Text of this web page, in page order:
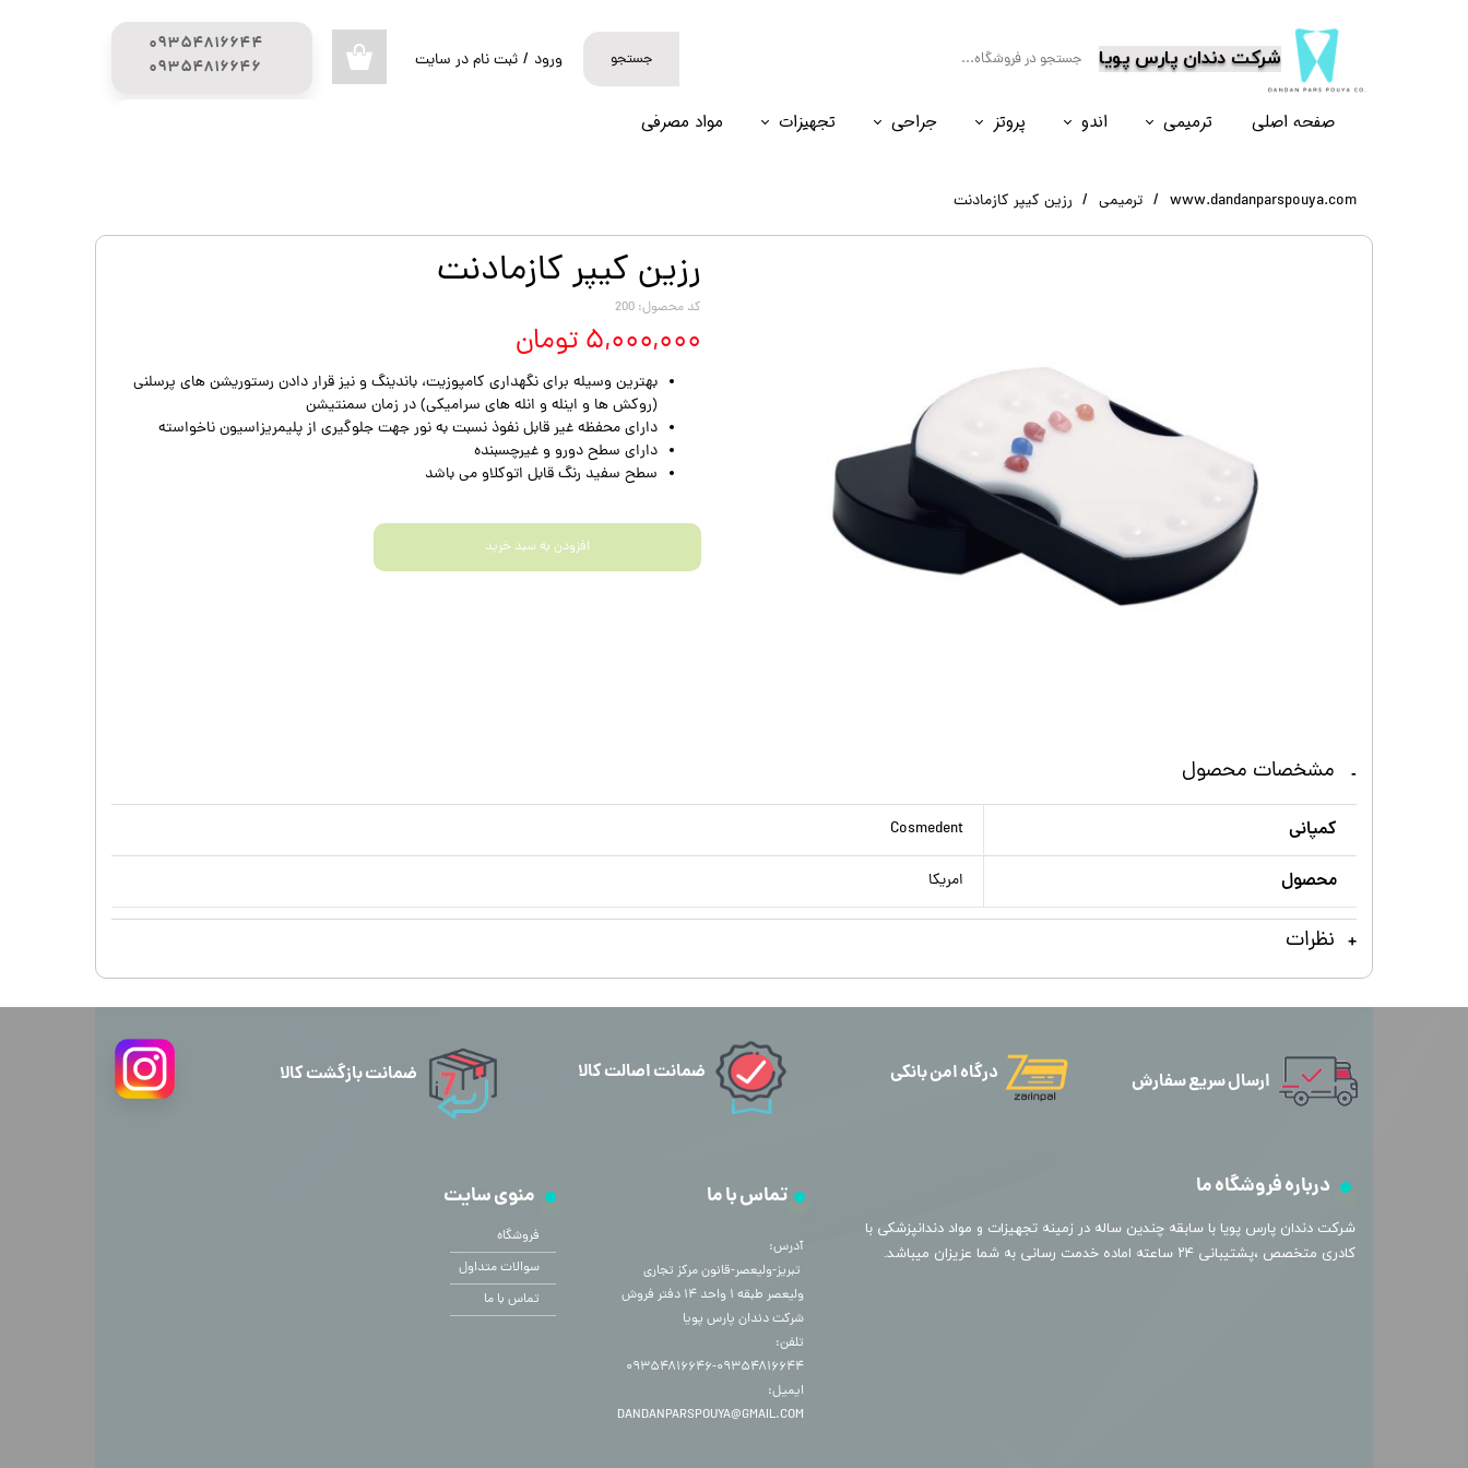
​شرکت دندان پارس پویا
۰۹۳۵۴۸۱۶۶۴۴
​​​​​​​۰۹۳۵۴۸۱۶۶۴۶
جستجو ورود / ثبت نام در سایت
صفحه اصلی ترمیمی اندو پروتز جراحی تجهیزات مواد مصرفی
www.dandanparspouya.com ترمیمی رزین کیپر کازمادنت
رزین کیپر کازمادنت
کد محصول: 200
۵,۰۰۰,۰۰۰ تومان
بهترین وسیله برای نگهداری کامپوزیت، باندینگ و نیز قرار دادن رستوریشن های پرسلنی
(روکش ها و اینله و انله های سرامیکی) در زمان سمنتیشن
دارای محفظه غیر قابل نفوذ نسبت به نور جهت جلوگیری از پلیمریزاسیون ناخواسته
دارای سطح دورو و غیرچسبنده
سطح سفید رنگ قابل اتوکلاو می باشد
افزودن به سبد خرید
مشخصات محصول
کمپانی Cosmedent
محصول امریکا
نظرات
ارسال سریع سفارش
درباره فروشگاه ما
​شرکت دندان پارس پویا با سابقه چندین ساله در زمینه تجهیزات و مواد دندانپزشکی با
کادری متخصص ،پشتیبانی ۲۴ ساعته اماده خدمت رسانی به شما عزیزان میباشد.
منوی سایت
فروشگاه
سوالات متداول
تماس با ما
تماس با ما
آدرس:
​​​​​​​ تبریز-ولیعصر-قانون مرکز تجاری
ولیعصر طبقه ۱ واحد ۱۴ دفتر فروش
شرکت دندان پارس پویا
تلفن:
۰۹۳۵۴۸۱۶۶۴۴-۰۹۳۵۴۸۱۶۶۴۶
ایمیل:
DANDANPARSPOUYA@GMAIL.COM
درگاه امن بانکی ضمانت اصالت کالا ضمانت بازگشت کالا